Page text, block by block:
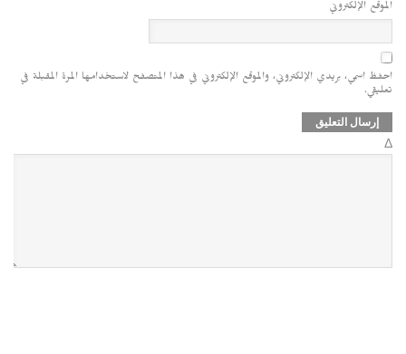
الموقع الإلكتروني
احفظ اسمي، بريدي الإلكتروني، والموقع الإلكتروني في هذا المتصفح لاستخدامها المرة المقبلة في
تعليقي.
Δ